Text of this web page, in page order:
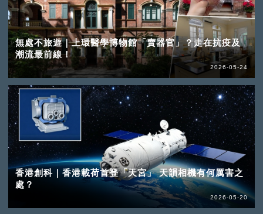
無處不旅遊｜上環醫學博物館「賣器官」？走在抗疫及
潮流最前線！
2026-05-24
香港創科｜香港載荷首登「天宮」 天韻相機有何厲害之
處？
2026-05-20